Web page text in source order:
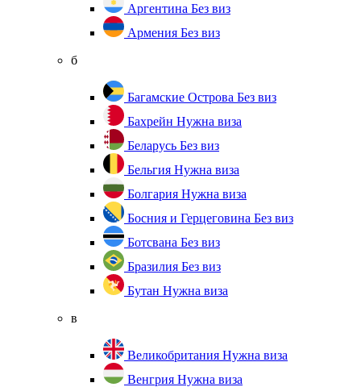
Аргентина Без виз
Армения Без виз
б
Багамские Острова Без виз
Бахрейн Нужна виза
Беларусь Без виз
Бельгия Нужна виза
Болгария Нужна виза
Босния и Герцеговина Без виз
Ботсвана Без виз
Бразилия Без виз
Бутан Нужна виза
в
Великобритания Нужна виза
Венгрия Нужна виза